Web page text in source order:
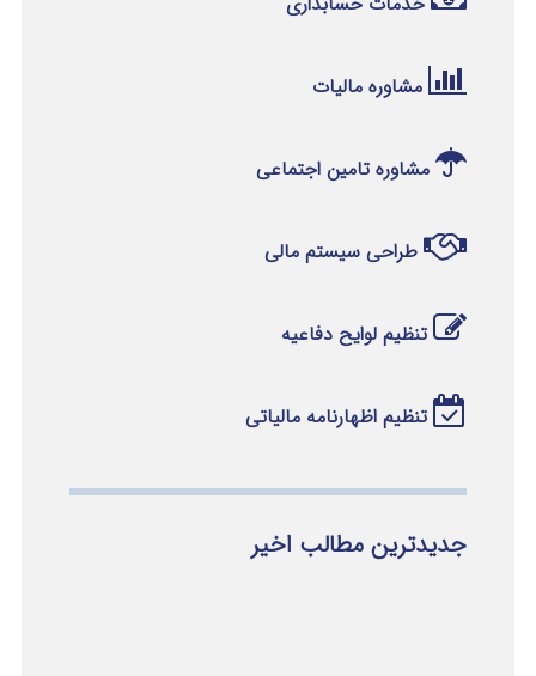
مشاوره مالیات
مشاوره تامین اجتماعی
طراحی سیستم مالی
تنظیم لوایح دفاعیه
تنظیم اظهارنامه مالیاتی
جدیدترین مطالب اخیر